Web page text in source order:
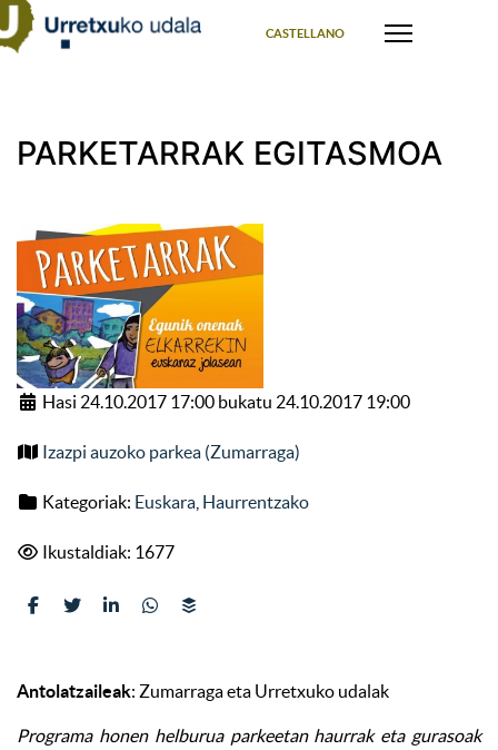
CASTELLANO
PARKETARRAK EGITASMOA
Hasi 24.10.2017 17:00 bukatu 24.10.2017 19:00
Izazpi auzoko parkea (Zumarraga)
Kategoriak: Euskara Haurrentzako
Ikustaldiak: 1677
Antolatzaileak: Zumarraga eta Urretxuko udalak
Programa honen helburua parkeetan haurrak eta gurasoak